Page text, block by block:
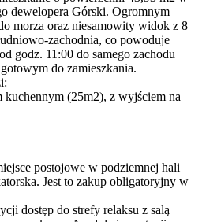
dewelopera Górski. Ogromnym
morza oraz niesamowity widok z 8
zachodnia, co powoduje
godz. 11:00 do samego zachodu
do zamieszkania.
kuchennym (25m2), z wyjściem na
postojowe w podziemnej hali
Jest to zakup obligatoryjny w
dostęp do strefy relaksu z salą